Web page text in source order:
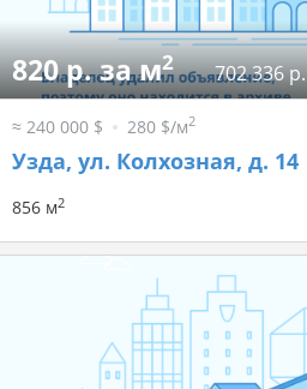
820 р. за м2 702 336 р.
≈ 240 000 $ 280 $/м2
Узда, ул. Колхозная, д. 14
856 м2